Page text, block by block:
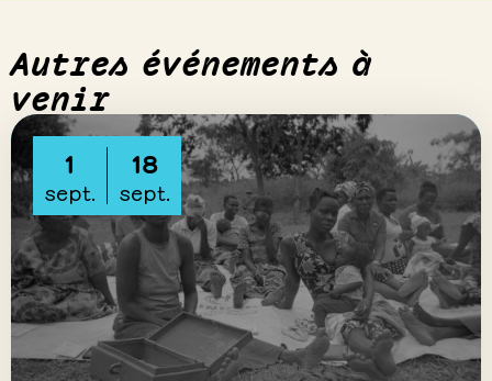
Autres événements à
venir
1
sept.
18
sept.